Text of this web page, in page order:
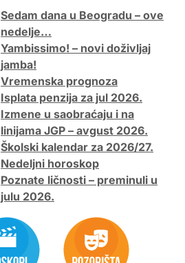
Sedam dana u Beogradu – ove
nedelje…
Yambissimo! – novi doživljaj
jamba!
Vremenska prognoza
Isplata penzija za jul 2026.
Izmene u saobraćaju i na
linijama JGP – avgust 2026.
Školski kalendar za 2026/27.
Nedeljni horoskop
Poznate ličnosti – preminuli u
julu 2026.